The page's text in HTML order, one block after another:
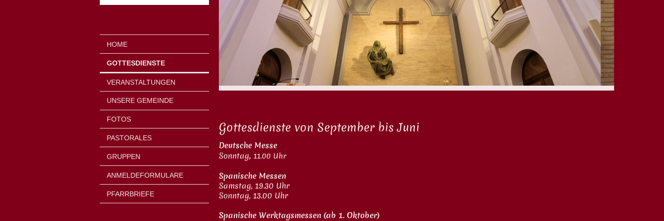
HOME
GOTTESDIENSTE
VERANSTALTUNGEN
UNSERE GEMEINDE
FOTOS
PASTORALES
GRUPPEN
ANMELDEFORMULARE
PFARRBRIEFE
Gottesdienste von September bis Juni
Deutsche Messe
Sonntag, 11.00 Uhr
Spanische Messen
Samstag, 19.30 Uhr
Sonntag, 13.00 Uhr
Spanische Werktagsmessen (ab 1. Oktober)